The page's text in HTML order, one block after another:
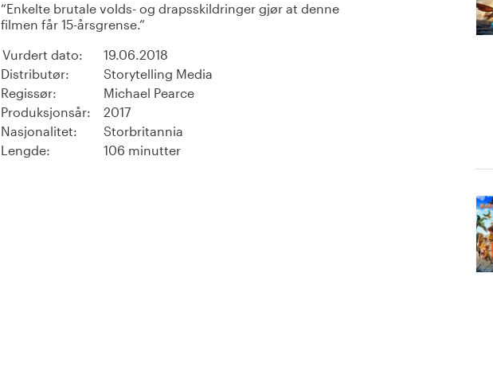
Enkelte brutale volds- og drapsskildringer gjør at denne
filmen får 15-årsgrense.
Vurdert dato:
19.06.2018
Distributør:
Storytelling Media
Regissør:
Michael Pearce
Produksjonsår:
2017
Nasjonalitet:
Storbritannia
Lengde:
106 minutter